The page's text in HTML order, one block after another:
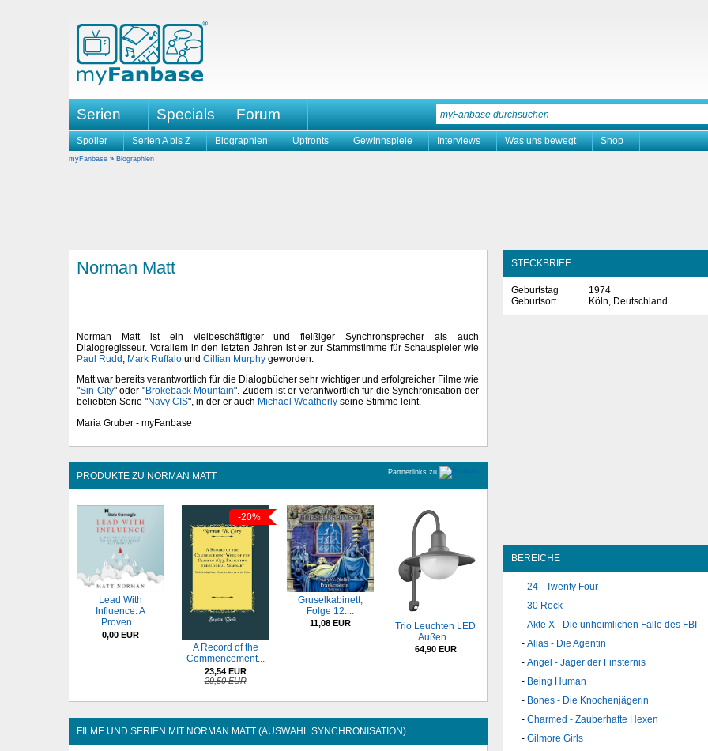
Serien Specials Forum
Spoiler Serien A bis Z Biographien Upfronts Gewinnspiele Interviews Was uns bewegt Shop
myFanbase » Biographien
Norman Matt
Norman Matt ist ein vielbeschäftigter und fleißiger Synchronsprecher als auch
Dialogregisseur. Vorallem in den letzten Jahren ist er zur Stammstimme für Schauspieler wie
Paul Rudd , Mark Ruffalo und Cillian Murphy geworden.
Matt war bereits verantwortlich für die Dialogbücher sehr wichtiger und erfolgreicher Filme wie
"Sin City" oder "Brokeback Mountain". Zudem ist er verantwortlich für die Synchronisation der
beliebten Serie "Navy CIS", in der er auch Michael Weatherly seine Stimme leiht.
Maria Gruber - myFanbase
Partnerlinks zu
PRODUKTE ZU NORMAN MATT
Lead With
Influence: A
Proven...
0,00 EUR
-20%
A Record of the
Commencement...
23,54 EUR
29,50 EUR
Gruselkabinett,
Folge 12:...
11,08 EUR
Trio Leuchten LED
Außen...
64,90 EUR
FILME UND SERIEN MIT NORMAN MATT (AUSWAHL SYNCHRONISATION)
STECKBRIEF
Geburtstag
1974
Geburtsort
Köln, Deutschland
BEREICHE
24 - Twenty Four
30 Rock
Akte X - Die unheimlichen Fälle des FBI
Alias - Die Agentin
Angel - Jäger der Finsternis
Being Human
Bones - Die Knochenjägerin
Charmed - Zauberhafte Hexen
Gilmore Girls